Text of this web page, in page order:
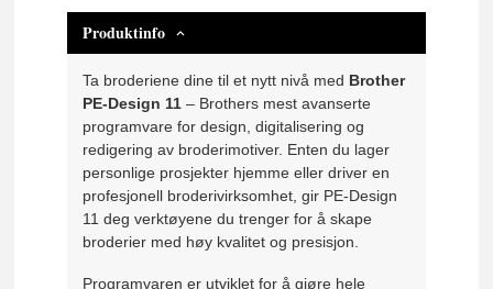
Produktinfo
Ta broderiene dine til et nytt nivå med Brother
PE-Design 11 – Brothers mest avanserte
programvare for design, digitalisering og
redigering av broderimotiver. Enten du lager
personlige prosjekter hjemme eller driver en
profesjonell broderivirksomhet, gir PE-Design
11 deg verktøyene du trenger for å skape
broderier med høy kvalitet og presisjon.
Programvaren er utviklet for å gjøre hele